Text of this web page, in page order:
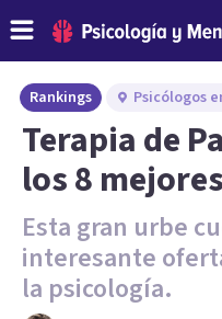
Rankings Psicólogos
Terapia de
los 8
Esta gran urbe
interesante
la psicología.